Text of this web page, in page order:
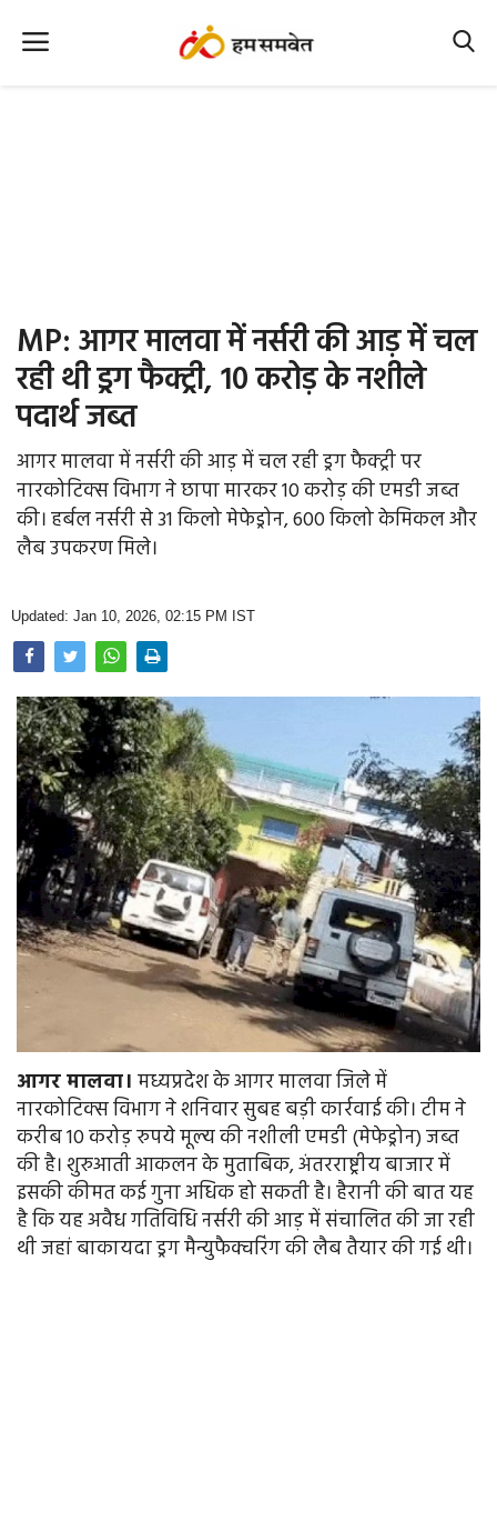
Office Office
Political Gossips
Farm & Food
Opinion
Photo Gallery
Home
MP: आगर मालवा में नर्सरी की आड़ में चल
रही थी ड्रग फैक्ट्री, 10 करोड़ के नशीले
पदार्थ जब्त
आगर मालवा में नर्सरी की आड़ में चल रही ड्रग फैक्ट्री पर
नारकोटिक्स विभाग ने छापा मारकर 10 करोड़ की एमडी जब्त
की। हर्बल नर्सरी से 31 किलो मेफेड्रोन, 600 किलो केमिकल और
लैब उपकरण मिले।
Updated: Jan 10, 2026, 02:15 PM IST
आगर मालवा। मध्यप्रदेश के आगर मालवा जिले में
नारकोटिक्स विभाग ने शनिवार सुबह बड़ी कार्रवाई की। टीम ने
करीब 10 करोड़ रुपये मूल्य की नशीली एमडी (मेफेड्रोन) जब्त
की है। शुरुआती आकलन के मुताबिक, अंतरराष्ट्रीय बाजार में
इसकी कीमत कई गुना अधिक हो सकती है। हैरानी की बात यह
है कि यह अवैध गतिविधि नर्सरी की आड़ में संचालित की जा रही
थी जहां बाकायदा ड्रग मैन्युफैक्चरिंग की लैब तैयार की गई थी।